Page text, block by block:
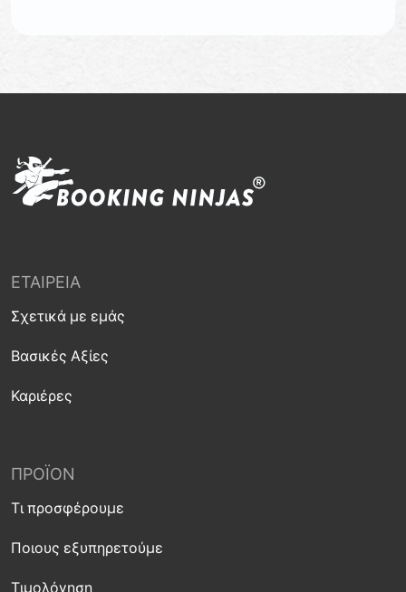
ΕΤΑΙΡΕΊΑ
Σχετικά με εμάς
Βασικές Αξίες
Καριέρες
ΠΡΟΪΌΝ
Τι προσφέρουμε
Ποιους εξυπηρετούμε
Τιμολόγηση